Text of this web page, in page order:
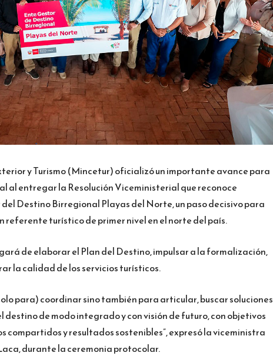
y Turismo (Mincetur) oficializó un importante avance para
al entregar la Resolución Viceministerial que reconoce
Destino Birregional Playas del Norte, un paso decisivo para
referente turístico de primer nivel en el norte del país.
de elaborar el Plan del Destino, impulsar a la formalización,
la calidad de los servicios turísticos.
para) coordinar sino también para articular, buscar soluciones
de modo integrado y con visión de futuro, con objetivos
compartidos y resultados sostenibles”, expresó la viceministra
durante la ceremonia protocolar.